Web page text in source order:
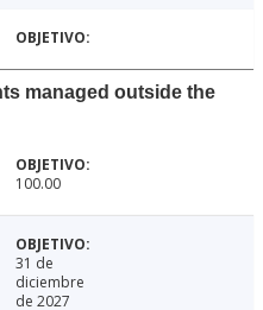
managed outside the
100.00
31 de
diciembre
de 2027